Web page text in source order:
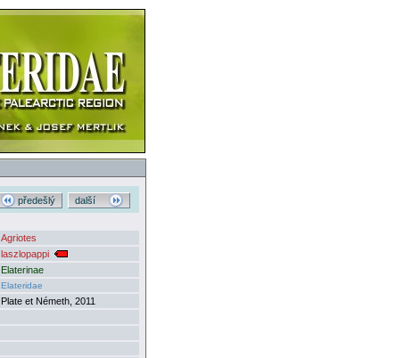
předešlý další
Agriotes
laszlopappi
Elaterinae
Elateridae
Plate et Németh, 2011